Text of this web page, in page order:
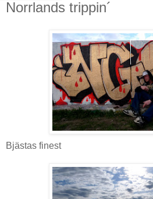
Norrlands trippin´
Bjästas finest